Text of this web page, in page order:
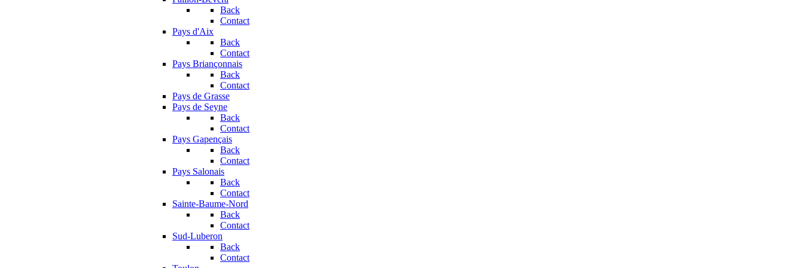
Back
Contact
Pays d'Aix
Back
Contact
Pays Briançonnais
Back
Contact
Pays de Grasse
Pays de Seyne
Back
Contact
Pays Gapençais
Back
Contact
Pays Salonais
Back
Contact
Sainte-Baume-Nord
Back
Contact
Sud-Luberon
Back
Contact